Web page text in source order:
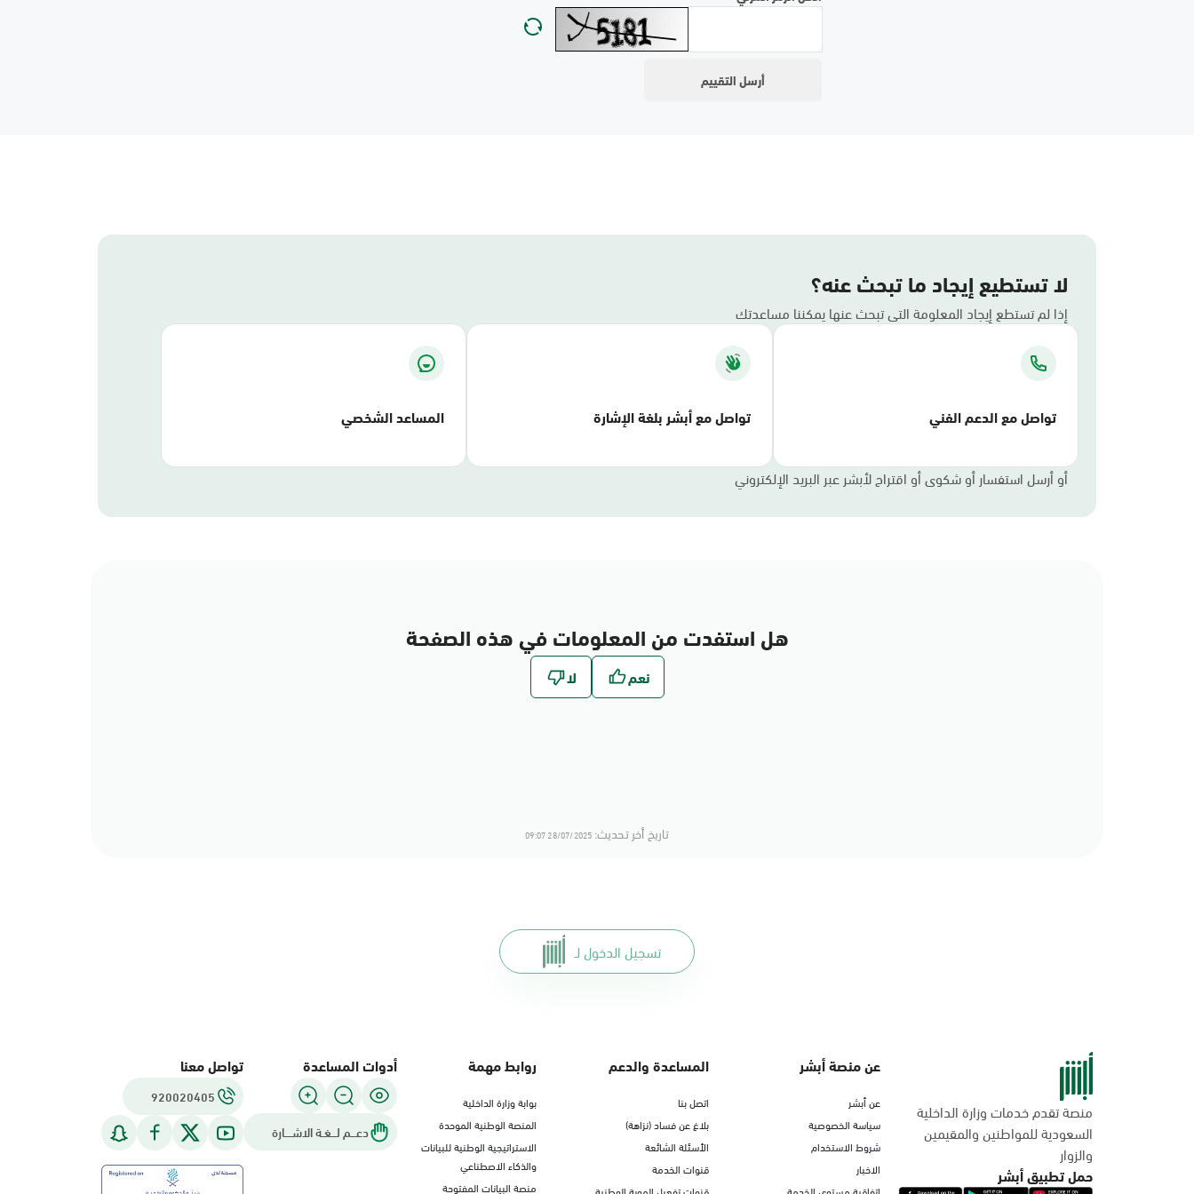
لا تستطيع إيجاد ما تبحث عنه؟
إذا لم تستطع إيجاد المعلومة التي تبحث عنها يمكننا مساعدتك
تواصل مع الدعم الفني تواصل مع أبشر بلغة الإشارة المساعد الشخصي
أو أرسل استفسار أو شكوى أو اقتراح لأبشر عبر البريد الإلكتروني
هل استفدت من المعلومات في هذه الصفحة
تاريخ أخر تحديث: 28/07/2025 09:07
تسجيل الدخول لـ
منصة تقدم خدمات وزارة الداخلية
السعودية للمواطنين والمقيمين
والزوار
حمل تطبيق أبشر
عن منصة أبشر
عن أبشر
سياسة الخصوصية
شروط الاستخدام
الاخبار
المساعدة والدعم
اتصل بنا
بلاغ عن فساد (نزاهة)
الأسئلة الشائعة
قنوات الخدمة
روابط مهمة
بوابة وزارة الداخلية
المنصة الوطنية الموحدة
الاستراتيجية الوطنية للبيانات
والذكاء الاصطناعي
منصة البيانات المفتوحة
أدوات المساعدة
دعـــم لـــغـة الاشــــارة
تواصل معنا
920020405